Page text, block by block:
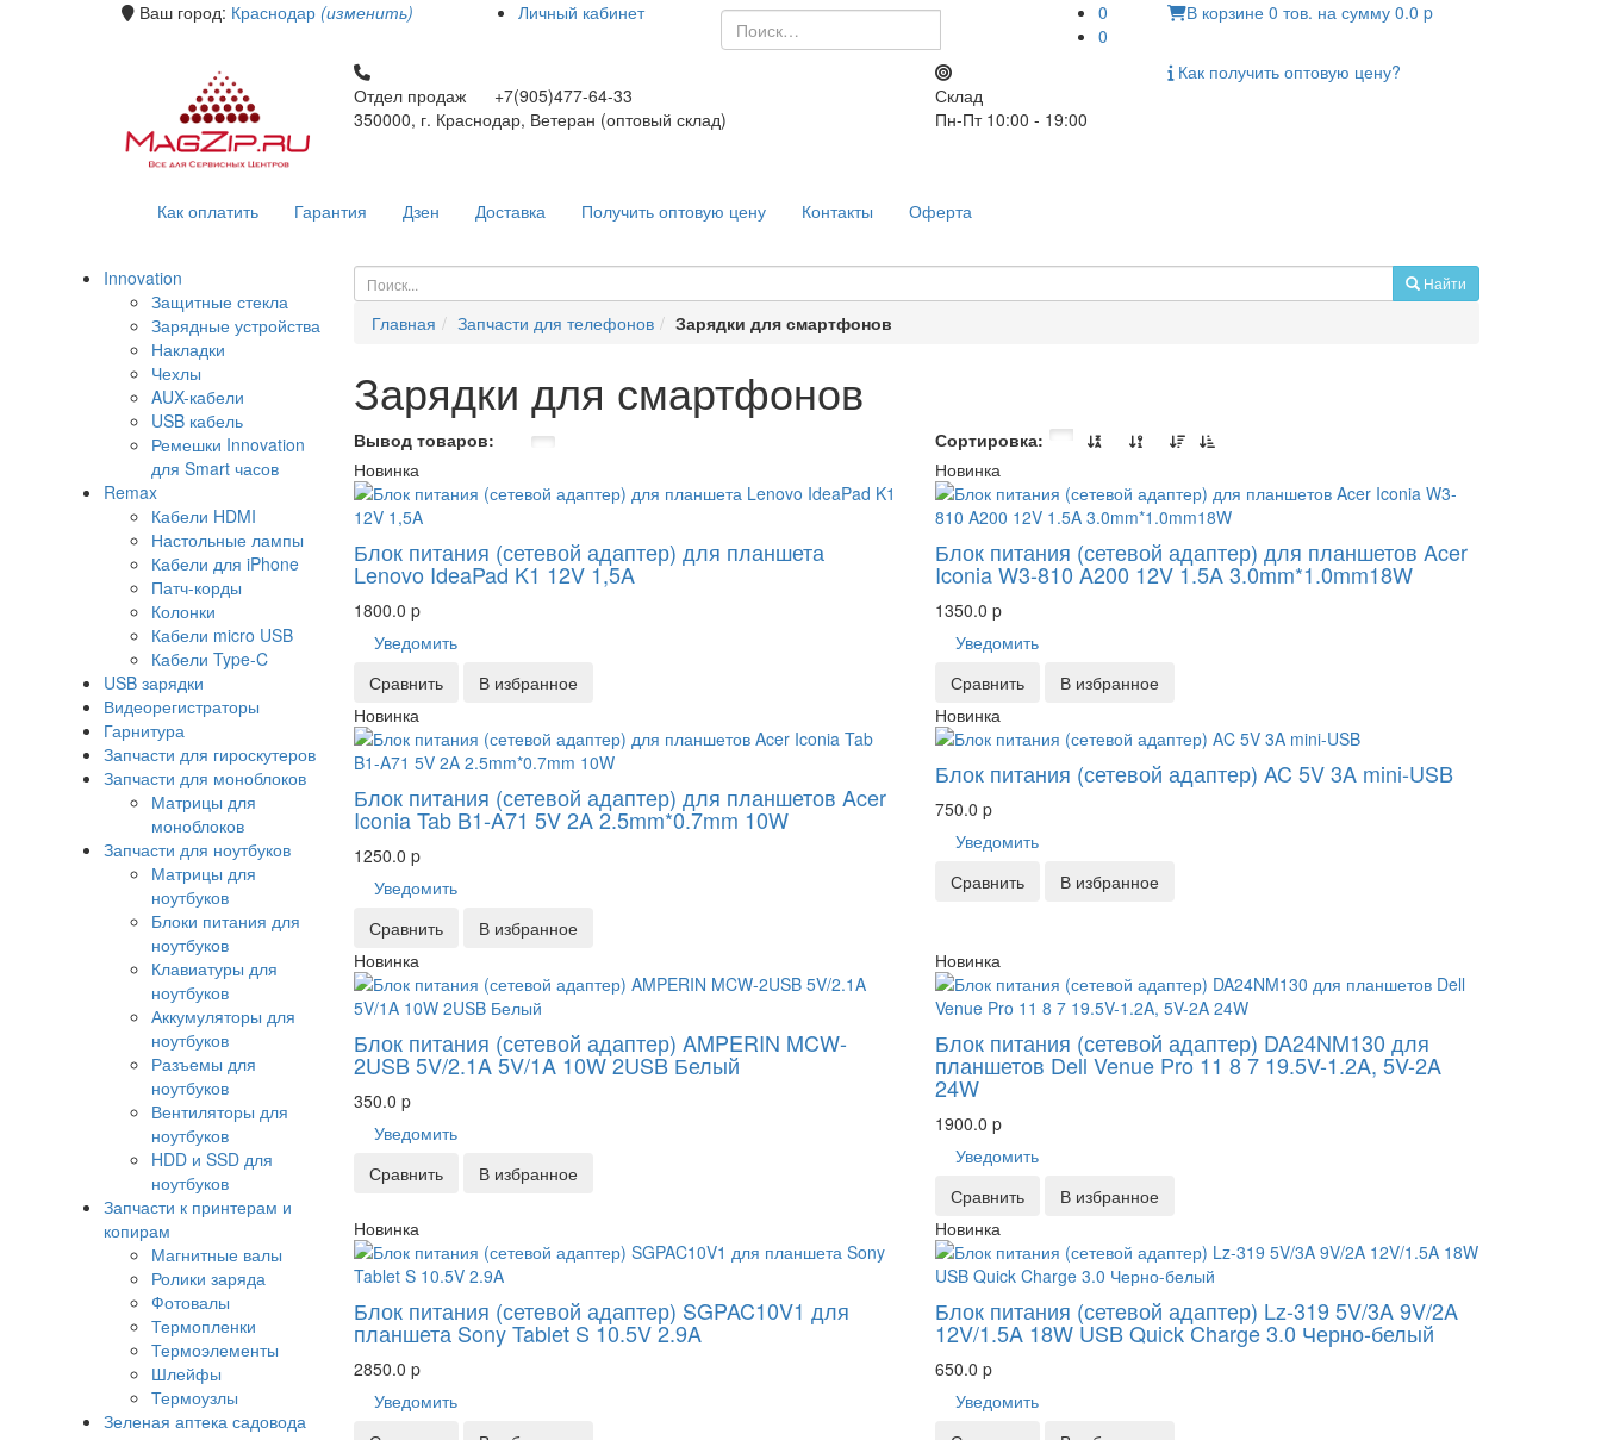
Ваш город: Краснодар (изменить) Личный кабинет
0
0
В корзине 0 тов. на сумму 0.0 p
Отдел продаж +7(905)477-64-33
350000, г. Краснодар, Ветеран (оптовый склад)
Склад
Пн-Пт 10:00 - 19:00
Как получить оптовую цену?
Как оплатить Гарантия Дзен Доставка Получить оптовую цену Контакты Оферта
Innovation
Защитные стекла
Зарядные устройства
Накладки
Чехлы
AUX-кабели
USB кабель
Ремешки Innovation
для Smart часов
Remax
Кабели HDMI
Настольные лампы
Кабели для iPhone
Патч-корды
Колонки
Кабели micro USB
Кабели Type-C
USB зарядки
Видеорегистраторы
Гарнитура
Запчасти для гироскутеров
Запчасти для моноблоков
Матрицы для
моноблоков
Запчасти для ноутбуков
Матрицы для
ноутбуков
Блоки питания для
ноутбуков
Клавиатуры для
ноутбуков
Аккумуляторы для
ноутбуков
Разъемы для
ноутбуков
Вентиляторы для
ноутбуков
HDD и SSD для
ноутбуков
Запчасти к принтерам и
копирам
Магнитные валы
Ролики заряда
Фотовалы
Термопленки
Термоэлементы
Шлейфы
Термоузлы
Зеленая аптека садовода
Найти
Главная Запчасти для телефонов Зарядки для смартфонов
Зарядки для смартфонов
Вывод товаров:
Сортировка:
Новинка
Блок питания (сетевой адаптер) для планшета
Lenovo IdeaPad K1 12V 1,5A
1800.0 p
Уведомить
Сравнить
В избранное
Новинка
Блок питания (сетевой адаптер) для планшетов Acer
Iconia W3-810 A200 12V 1.5A 3.0mm*1.0mm18W
1350.0 p
Уведомить
Сравнить
В избранное
Новинка
Блок питания (сетевой адаптер) для планшетов Acer
Iconia Tab B1-A71 5V 2A 2.5mm*0.7mm 10W
1250.0 p
Уведомить
Сравнить
В избранное
Новинка
Блок питания (сетевой адаптер) AC 5V 3A mini-USB
750.0 p
Уведомить
Сравнить
В избранное
Новинка
Блок питания (сетевой адаптер) AMPERIN MCW-
2USB 5V/2.1A 5V/1A 10W 2USB Белый
350.0 p
Уведомить
Сравнить
В избранное
Новинка
Блок питания (сетевой адаптер) DA24NM130 для
планшетов Dell Venue Pro 11 8 7 19.5V-1.2A, 5V-2A
24W
1900.0 p
Уведомить
Сравнить
В избранное
Новинка
Блок питания (сетевой адаптер) SGPAC10V1 для
планшета Sony Tablet S 10.5V 2.9A
2850.0 p
Уведомить
Новинка
Блок питания (сетевой адаптер) Lz-319 5V/3A 9V/2A
12V/1.5A 18W USB Quick Charge 3.0 Черно-белый
650.0 p
Уведомить